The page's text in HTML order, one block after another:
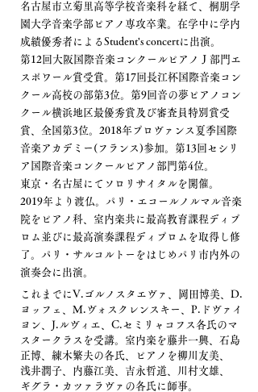
名古屋市立菊里高等学校音楽科を経て、 桐朋学
園大学音楽学部ピアノ専攻卒業。 在学中に学内
成績優秀者によるStudent's concertに出演。
第12回大阪国際音楽コンクールピアノＪ部門エ
スポワール賞受賞。第17回長江杯国際音楽コン
クール高校の部第3位。第9回音の夢ピアノコン
クール横浜地区最優秀賞及び審査員特別賞受
賞、全国第3位。2018年プロヴァンス夏季国際
音楽アカデミー(フランス)参加。 第13回セシリ
ア国際音楽コンクールピアノ部門第4位。
東京・名古屋にてソロリサイタルを開催。
2019年より渡仏。パリ・エコールノルマル音楽
院を ピアノ科、室内楽共に最高教育課程ディプ
ロム並びに最高演奏課程ディプロムを取得し修
了。 パリ・サルコルトーをはじめパリ市内外の
演奏会に出演。
これまでにV.ゴルノスタエヴァ、岡田博美、D.
ヨッフェ、M.ヴォスクレンスキー、P.ドヴァイ
ヨン、J.ルヴィエ、C.セミリャコフス各氏のマ
スタークラスを受講。室内楽を藤井一興、石島
正博、練木繁夫の各氏、ピアノを柳川友美、
浅井潤子、内藤江美、吉永哲道、川村文雄、
ギグラ・カツァラヴァの各氏に師事。